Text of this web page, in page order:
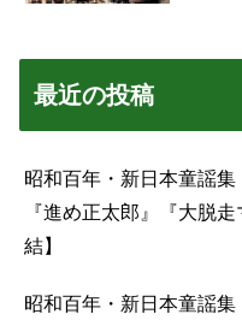
最近の投稿
昭和百年・新日本童謡
『進め正太郎』『大脱
結】
昭和百年・新日本童謡